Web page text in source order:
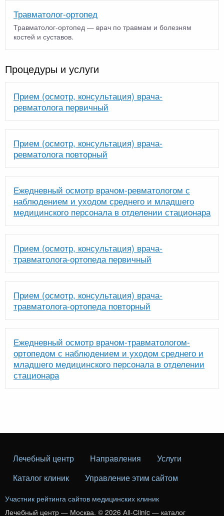
Травматолог-ортопед
Травматолог-ортопед — врач по травмам и болезням
костей и суставов.
Процедуры и услуги
Прием (осмотр, консультация) врача-
ревматолога первичный
Прием (осмотр, консультация) врача-
ревматолога повторный
Ежедневный осмотр врачом-ревматологом с
наблюдением и уходом среднего и младшего
медицинского персонала в отделении стационара
Прием (осмотр, консультация) врача-
травматолога-ортопеда первичный
Прием (осмотр, консультация) врача-
травматолога-ортопеда повторный
Ежедневный осмотр врачом-травматологом-
ортопедом с наблюдением и уходом среднего и
младшего медицинского персонала в отделении
стационара
Лечебный центр Направления
Услуги
Каталог клиник
Управление этим сайтом
Участник рейтинга сайтов медицинских клиник
Лечебный центр — Москва. © 2026 All-Clinic — каталог